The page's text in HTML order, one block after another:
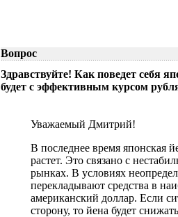
Вопрос
Здравствуйте! Как поведет себя
будет с эффективным курсом
Уважаемый Дмитрий!
В последнее время
растет. Это связано с
рынках. В условиях
перекладывают средства в
американский доллар. Если
сторону, то йена будет